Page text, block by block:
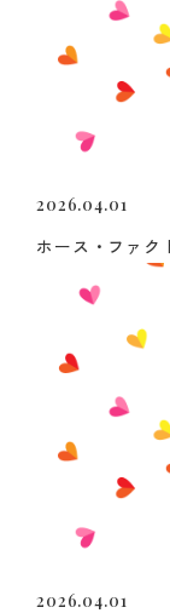
2026.04.01
ホース・ファク
2026.04.01